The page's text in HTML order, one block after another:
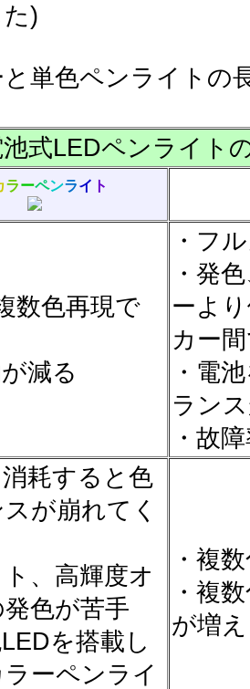
)
単色ペンライトの
池式LEDペンライト
ラーペンライ ト
数色再現で
減る
・フ
・発
ーよ
カー
・電
ラン
・故
消耗すると色
が崩れてく
ト、高輝度オ
色が苦手
を搭載し
ーペンライ
・複
・複
が増